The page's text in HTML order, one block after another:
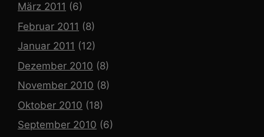
März 2011 (6)
Februar 2011 (8)
Januar 2011 (12)
Dezember 2010 (8)
November 2010 (8)
Oktober 2010 (18)
September 2010 (6)